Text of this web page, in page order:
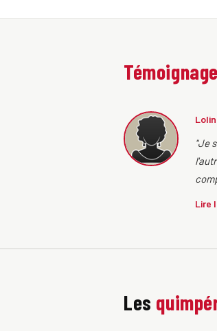
Témoignage
"Je
Lire
Les